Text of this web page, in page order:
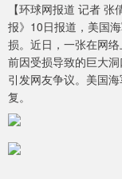
【环球网报道 记者 张
报》10日报道，美国
损。近日，一张在网
前因受损导致的巨大
引发网友争议。美国
复。